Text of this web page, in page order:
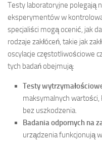
Testy laboratoryjne polegają
eksperymentów w
specjaliści mogą ocenić, jak
rodzaje zakłóceń, takie jak
oscylacje częstotliwościowe
tych badań obejmują:
Testy
maksymalnych
bez uszkodzenia.
Badania odpornych na
urządzenia funkcjonują